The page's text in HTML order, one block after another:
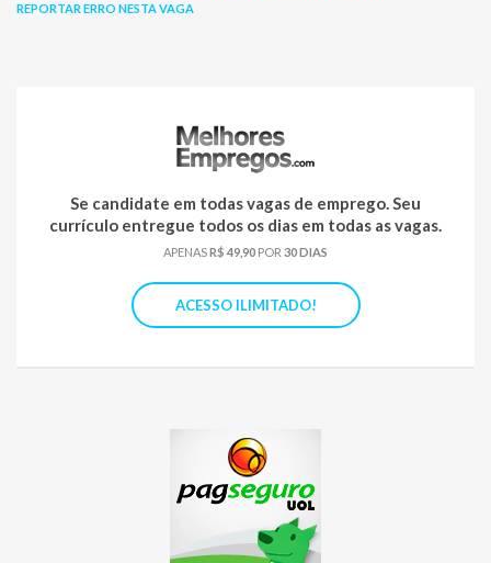
REPORTAR ERRO NESTA VAGA
Se candidate em todas vagas de emprego. Seu
currículo entregue todos os dias em todas as vagas.
APENASR$ 49,90 POR 30 DIAS
ACESSO ILIMITADO!